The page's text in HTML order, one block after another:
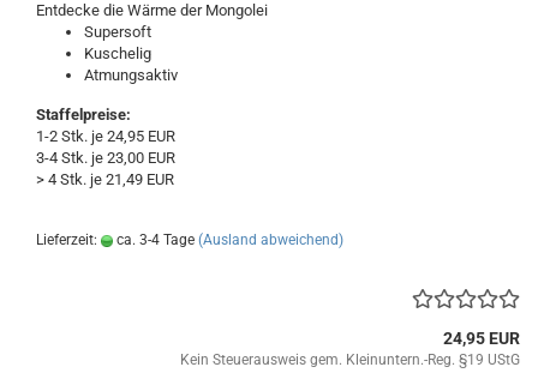
Entdecke die Wärme der Mongolei
Supersoft
Kuschelig
Atmungsaktiv
Staffelpreise:
1-2 Stk. je 24,95 EUR
3-4 Stk. je 23,00 EUR
> 4 Stk. je 21,49 EUR
Lieferzeit: ca. 3-4 Tage (Ausland abweichend)
24,95 EUR
Kein Steuerausweis gem. Kleinuntern.-Reg. §19 UStG